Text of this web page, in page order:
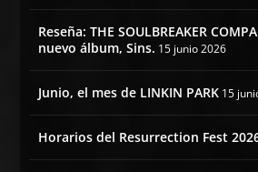
Reseña: THE SOULBREAKER
nuevo álbum, Sins. 15 junio 2026
Junio, el mes de LINKIN PARK 15
Horarios del Resurrection Fest